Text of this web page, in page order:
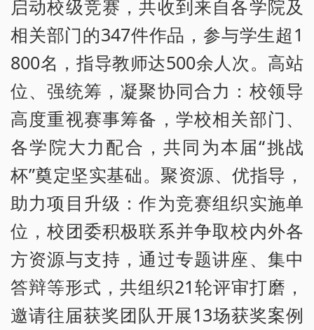
启动校级竞赛，共收到来自各学院及
相关部门的347件作品，参与学生超1
800名，指导教师达500余人次。高站
位、强统筹，凝聚协同合力：校领导
高度重视赛事筹备，学校相关部门、
各学院大力配合，共同为本届“挑战
杯”奠定坚实基础。聚资源、优指导，
助力项目升级：作为竞赛组织实施单
位，校团委积极联系并争取校内外各
方资源与支持，通过专题讲座、集中
答辩等形式，共组织21轮评审打磨，
邀请往届获奖团队开展13场获奖案例